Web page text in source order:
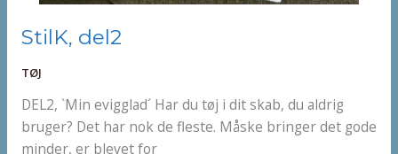
StilK, del2
TØJ
DEL2, `Min evigglad´ Har du tøj i dit skab, du aldrig
bruger? Det har nok de fleste. Måske bringer det gode
minder, er blevet for
StilK,